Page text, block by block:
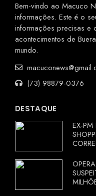
Bem-vindo ao Macuco
informações. Este é o
informações precisas e
acontecimentos de
mundo.
(73) 98879-0376
DESTAQUE
EX-PM